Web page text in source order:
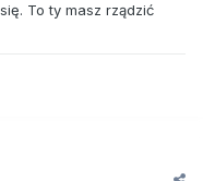
To ty masz rządzić